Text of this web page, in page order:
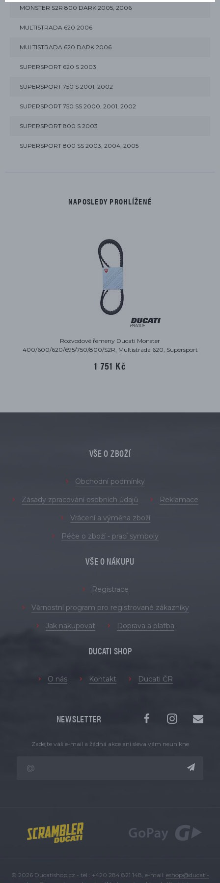
MONSTER S2R 800 DARK 2005, 2006
MULTISTRADA 620 2006
MULTISTRADA 620 DARK 2006
SUPERSPORT 620 S 2003
SUPERSPORT 750 S 2001, 2002
SUPERSPORT 750 SS 2000, 2001, 2002
SUPERSPORT 800 S 2003
SUPERSPORT 800 SS 2003, 2004, 2005
NAPOSLEDY PROHLÍŽENÉ
Rozvodové řemeny Ducati Monster
400/600/620/695/750/800/S2R, Multistrada 620, Supersport
1 751 Kč
VŠE O ZBOŽÍ
Obchodní podmínky
Zásady zpracování osobních údajů Reklamace
Vrácení a výměna zboží
Péče o zboží - prací symboly
VŠE O NÁKUPU
Registrace
Věrnostní program pro registrované zákazníky
Jak nakupovat Doprava a platba
DUCATI SHOP
O nás Kontakt Ducati ČR
NEWSLETTER
Zadejte váš e-mail a žádná akce ani sleva vám neunikne
© 2026 Ducatishop.cz - tel.: +420 284 821 148, e-mail: eshop@ducati-